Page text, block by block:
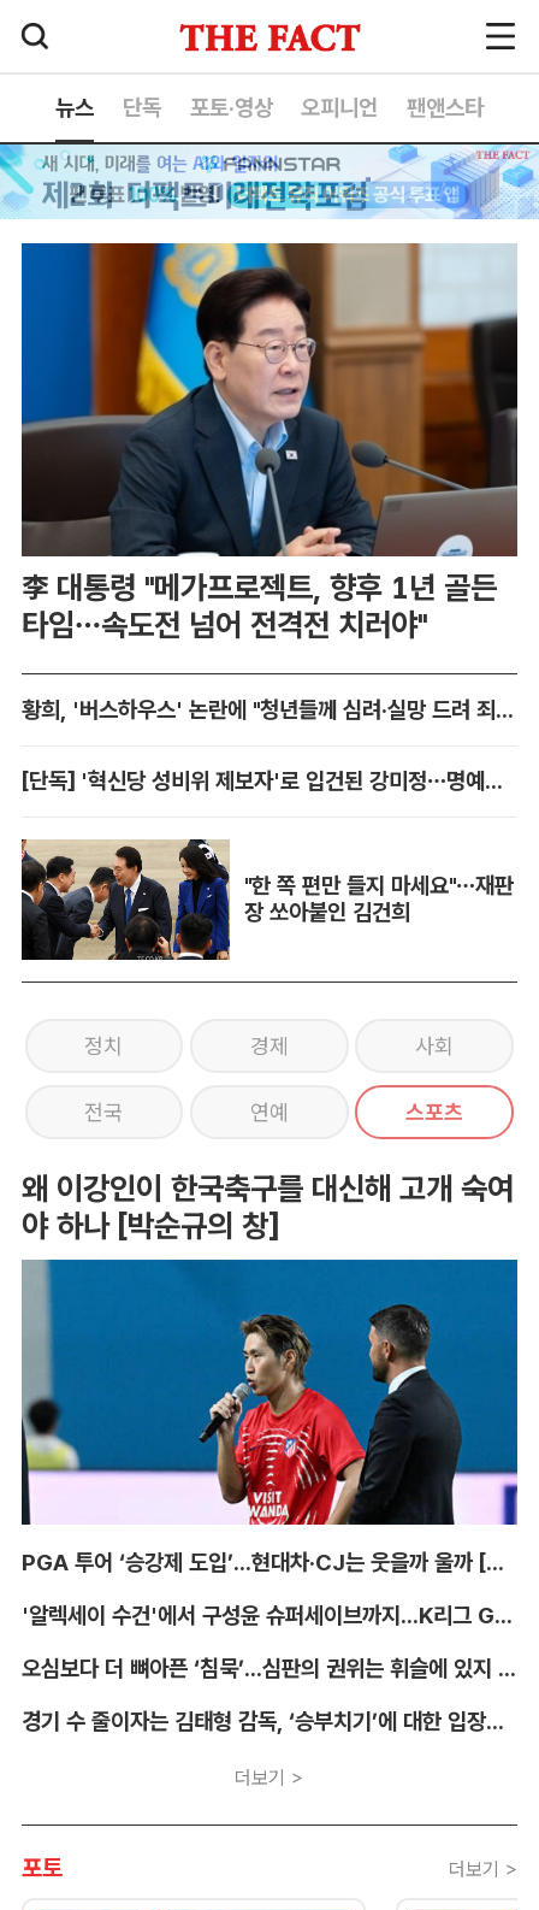
뉴스 단독 포토·영상 오피니언 팬앤스타
李 대통령 "메가프로젝트, 향후 1년 골든
타임…속도전 넘어 전격전 치러야"
황희, '버스하우스' 논란에 "청년들께 심려·실망 드려 죄송"
[단독] '혁신당 성비위 제보자'로 입건된 강미정…명예훼손 혐의 불송치
"한 쪽 편만 들지 마세요"…재판
장 쏘아붙인 김건희
정치 경제 사회
전국 연예 스포츠
왜 이강인이 한국축구를 대신해 고개 숙여
야 하나 [박순규의 창]
PGA 투어 ‘승강제 도입’...현대차·CJ는 웃을까 울까 [박호윤의 IN&OUT]
'알렉세이 수건'에서 구성윤 슈퍼세이브까지...K리그 GK '상전벽해' [이영규의 비욘더매치]
오심보다 더 뼈아픈 ‘침묵’...심판의 권위는 휘슬에 있지 않다 [박순규의 창]
경기 수 줄이자는 김태형 감독, ‘승부치기’에 대한 입장부터 밝혀야 [김대호의 야구생각]
더보기 >
포토 더보기 >